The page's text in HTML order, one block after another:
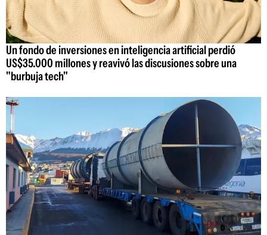
Un fondo de inversiones en inteligencia artificial perdió
US$35.000 millones y reavivó las discusiones sobre una
"burbuja tech"